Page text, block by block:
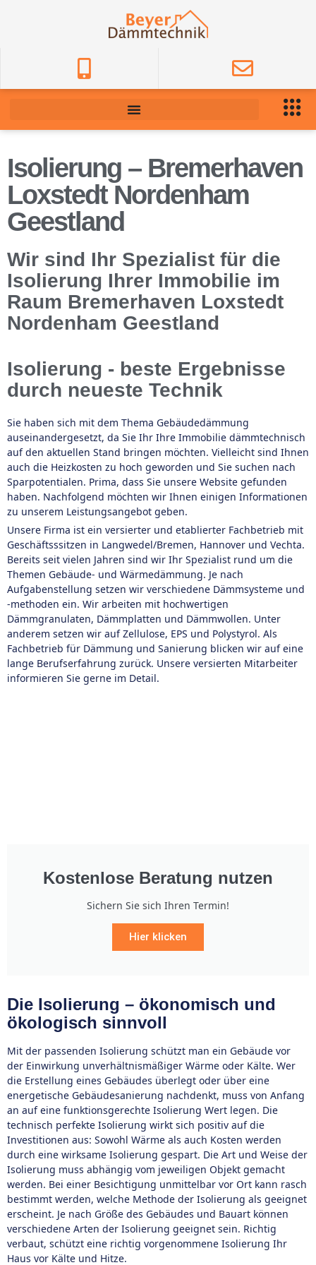
Isolierung – Bremerhaven
Loxstedt Nordenham
Geestland
Wir sind Ihr Spezialist für die
Isolierung Ihrer Immobilie im
Raum Bremerhaven Loxstedt
Nordenham Geestland
Isolierung - beste Ergebnisse
durch neueste Technik
Sie haben sich mit dem Thema Gebäudedämmung
auseinandergesetzt, da Sie Ihr Ihre Immobilie dämmtechnisch
auf den aktuellen Stand bringen möchten. Vielleicht sind Ihnen
auch die Heizkosten zu hoch geworden und Sie suchen nach
Sparpotentialen. Prima, dass Sie unsere Website gefunden
haben. Nachfolgend möchten wir Ihnen einigen Informationen
zu unserem Leistungsangebot geben.
Unsere Firma ist ein versierter und etablierter Fachbetrieb mit
Geschäftsssitzen in Langwedel/Bremen, Hannover und Vechta.
Bereits seit vielen Jahren sind wir Ihr Spezialist rund um die
Themen Gebäude- und Wärmedämmung. Je nach
Aufgabenstellung setzen wir verschiedene Dämmsysteme und
-methoden ein. Wir arbeiten mit hochwertigen
Dämmgranulaten, Dämmplatten und Dämmwollen. Unter
anderem setzen wir auf Zellulose, EPS und Polystyrol. Als
Fachbetrieb für Dämmung und Sanierung blicken wir auf eine
lange Berufserfahrung zurück. Unsere versierten Mitarbeiter
informieren Sie gerne im Detail.
Kostenlose Beratung nutzen
Sichern Sie sich Ihren Termin!
Hier klicken
Die Isolierung – ökonomisch und
ökologisch sinnvoll
Mit der passenden Isolierung schützt man ein Gebäude vor
der Einwirkung unverhältnismäßiger Wärme oder Kälte. Wer
die Erstellung eines Gebäudes überlegt oder über eine
energetische Gebäudesanierung nachdenkt, muss von Anfang
an auf eine funktionsgerechte Isolierung Wert legen. Die
technisch perfekte Isolierung wirkt sich positiv auf die
Investitionen aus: Sowohl Wärme als auch Kosten werden
durch eine wirksame Isolierung gespart. Die Art und Weise der
Isolierung muss abhängig vom jeweiligen Objekt gemacht
werden. Bei einer Besichtigung unmittelbar vor Ort kann rasch
bestimmt werden, welche Methode der Isolierung als geeignet
erscheint. Je nach Größe des Gebäudes und Bauart können
verschiedene Arten der Isolierung geeignet sein. Richtig
verbaut, schützt eine richtig vorgenommene Isolierung Ihr
Haus vor Kälte und Hitze.